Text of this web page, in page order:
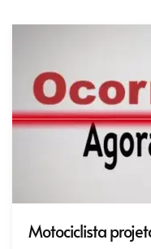
Motociclista